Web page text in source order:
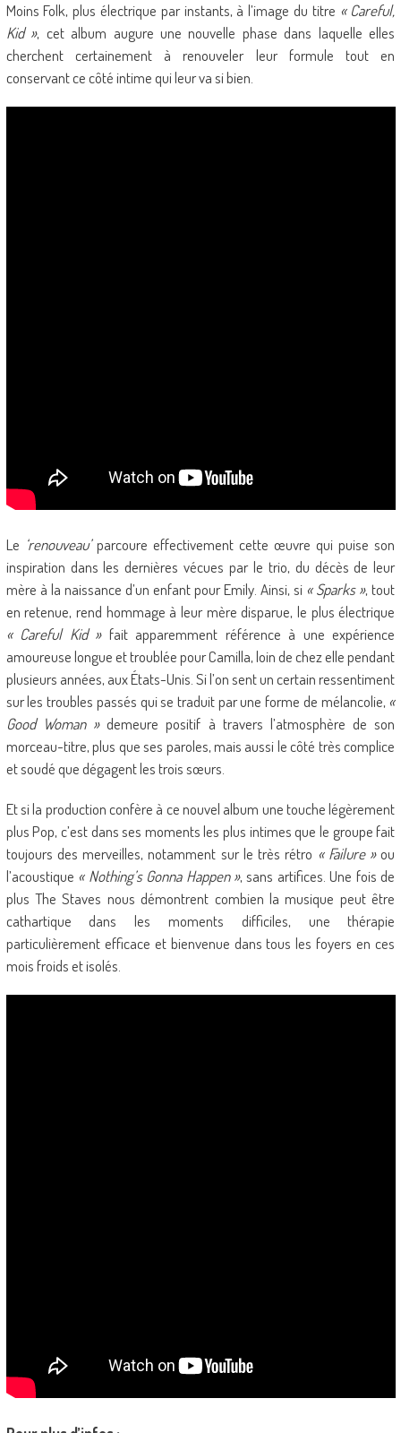
Moins Folk, plus électrique par instants, à l’image du titre « Careful,
Kid », cet album augure une nouvelle phase dans laquelle elles
cherchent certainement à renouveler leur formule tout en
conservant ce côté intime qui leur va si bien.
Le ‘renouveau’parcoure effectivement cette œuvre qui puise son
inspiration dans les dernières vécues par le trio, du décès de leur
mère à la naissance d’un enfant pour Emily. Ainsi, si « Sparks », tout
en retenue, rend hommage à leur mère disparue, le plus électrique
« Careful Kid »fait apparemment référence à une expérience
amoureuse longue et troublée pour Camilla, loin de chez elle pendant
plusieurs années, aux États-Unis. Si l’on sent un certain ressentiment
sur les troubles passés qui se traduit par une forme de mélancolie, «
Good Woman »demeure positif à travers l’atmosphère de son
morceau-titre, plus que ses paroles, mais aussi le côté très complice
et soudé que dégagent les trois sœurs.
Et si la production confère à ce nouvel album une touche légèrement
plus Pop, c’est dans ses moments les plus intimes que le groupe fait
toujours des merveilles, notamment sur le très rétro « Failure »ou
l’acoustique « Nothing’s Gonna Happen », sans artifices. Une fois de
plus The Staves nous démontrent combien la musique peut être
cathartique dans les moments difficiles, une thérapie
particulièrement efficace et bienvenue dans tous les foyers en ces
mois froids et isolés.